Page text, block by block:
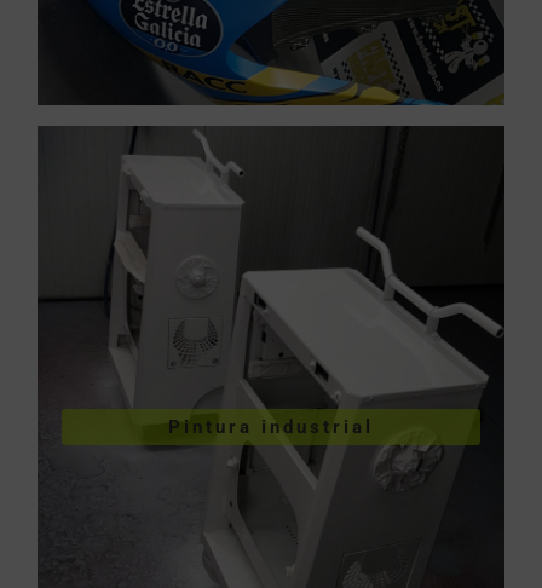
Pintura industrial
Pintura de piezas
industriales
VER PINTURA INDUSTRIAL